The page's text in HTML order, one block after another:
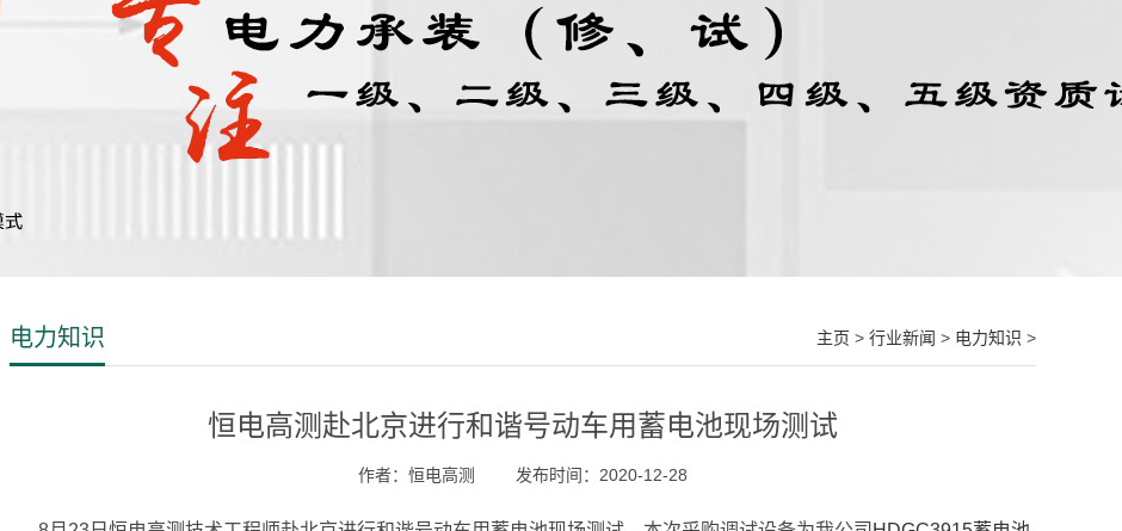
电力知识 主页 > 行业新闻 > 电力知识 >
恒电高测赴北京进行和谐号动车用蓄电池现场测试
作者：恒电高测 发布时间：2020-12-28